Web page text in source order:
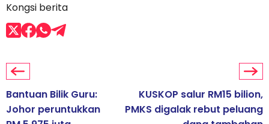
Kongsi berita
Bantuan Bilik Guru:
Johor peruntukkan
KUSKOP salur RM15 bilion,
PMKS digalak rebut peluang